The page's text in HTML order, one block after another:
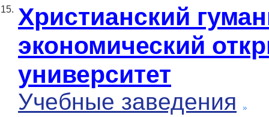
15. Христианский
экономический
университет
Учебные заведения